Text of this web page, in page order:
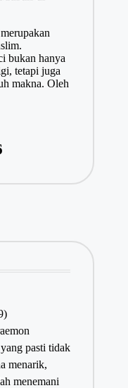
bukan hanya
tetapi juga
makna. Oleh
pasti tidak
menarik,
menemani